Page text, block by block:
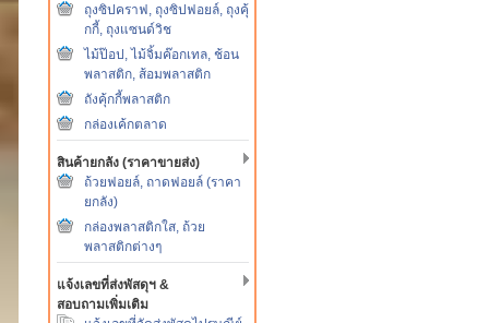
ถุงซิปคราฟ, ถุงซิปฟอยล์, ถุงคุ้
กกี้, ถุงแซนด์วิช
ไม้ป๊อป, ไม้จิ้มค๊อกเทล, ช้อน
พลาสติก, ส้อมพลาสติก
ถังคุ้กกี้พลาสติก
กล่องเค้กตลาด
สินค้ายกลัง (ราคาขายส่ง)
ถ้วยฟอยล์, ถาดฟอยล์ (ราคา
ยกลัง)
กล่องพลาสติกใส, ถ้วย
พลาสติกต่างๆ
แจ้งเลขที่ส่งพัสดุฯ &
สอบถามเพิ่มเติม